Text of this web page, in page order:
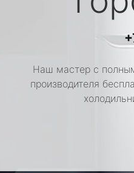
Наш мастер с
производителя